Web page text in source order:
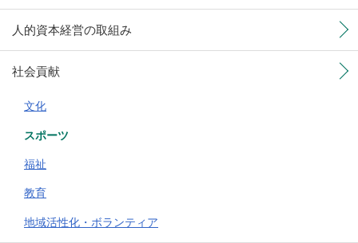
人的資本経営の取組み
社会貢献
文化
スポーツ
福祉
教育
地域活性化・ボランティア